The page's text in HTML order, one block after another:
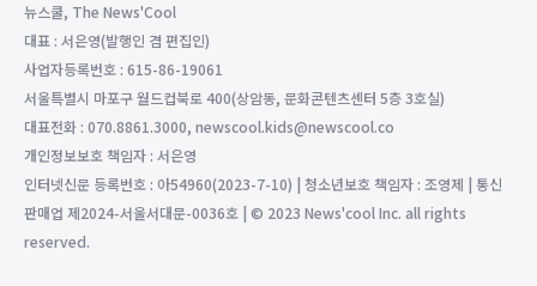
뉴스쿨, The News'Cool
대표 : 서은영(발행인 겸 편집인)
사업자등록번호 : 615-86-19061
서울특별시 마포구 월드컵북로 400(상암동, 문화콘텐츠센터 5층 3호실)
대표전화 : 070.8861.3000, newscool.kids@newscool.co
개인정보보호 책임자 : 서은영
인터넷신문 등록번호 : 아54960(2023-7-10) | 청소년보호 책임자 : 조영제 | 통신
판매업 제2024-서울서대문-0036호 | © 2023 News'cool Inc. all rights
reserved.